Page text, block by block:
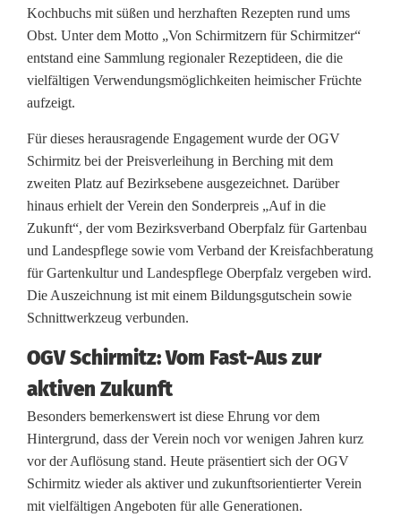
c
h
r
m
i
t
z
e
g
a
g
i
e
Kochbuchs mit süßen und herzhaften Rezepten rund ums
Obst. Unter dem Motto „Von Schirmitzern für Schirmitzer“
entstand eine Sammlung regionaler Rezeptideen, die die
vielfältigen Verwendungsmöglichkeiten heimischer Früchte
aufzeigt.
Für dieses herausragende Engagement wurde der OGV
Schirmitz bei der Preisverleihung in Berching mit dem
zweiten Platz auf Bezirksebene ausgezeichnet. Darüber
hinaus erhielt der Verein den Sonderpreis „Auf in die
Zukunft“, der vom Bezirksverband Oberpfalz für Gartenbau
und Landespflege sowie vom Verband der Kreisfachberatung
für Gartenkultur und Landespflege Oberpfalz vergeben wird.
Die Auszeichnung ist mit einem Bildungsgutschein sowie
Schnittwerkzeug verbunden.
OGV Schirmitz: Vom Fast-Aus zur
aktiven Zukunft
Besonders bemerkenswert ist diese Ehrung vor dem
Hintergrund, dass der Verein noch vor wenigen Jahren kurz
vor der Auflösung stand. Heute präsentiert sich der OGV
Schirmitz wieder als aktiver und zukunftsorientierter Verein
mit vielfältigen Angeboten für alle Generationen.